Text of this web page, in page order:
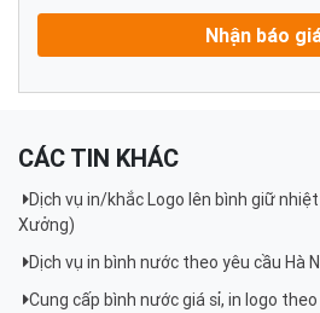
Nhận báo
CÁC TIN KHÁC
Dịch vụ in/khắc Logo lên bình giữ nhiệt
Xưởng)
Dịch vụ in bình nước theo yêu cầu Hà
Cung cấp bình nước giá sỉ, in logo